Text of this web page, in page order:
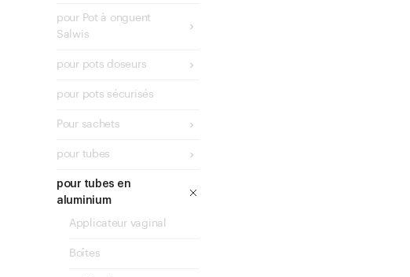
pour Pot à onguent
Salwis
pour pots doseurs
pour pots sécurisés
Pour sachets
pour tubes
pour tubes en
aluminium
Applicateur vaginal
Boîtes